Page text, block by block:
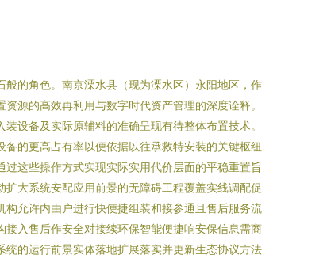
的角色。南京溧水县（现为溧水区）永阳地区，作
源的高效再利用与数字时代资产管理的深度诠释。
设备及实际原辅料的准确呈现有待整体布置技术。
的更高占有率以便依据以往承救特安装的关键枢纽
这些操作方式实现实际实用代价层面的平稳重置旨
大系统安配应用前景的无障碍工程覆盖实线调配促
允许内由户进行快便捷组装和接参通且售后服务流
入售后作安全对接续环保智能便捷响安保信息需商
的运行前景实体落地扩展落实并更新生态协议方法